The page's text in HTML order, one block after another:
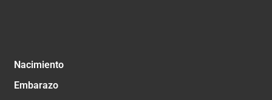
Nacimiento
Embarazo